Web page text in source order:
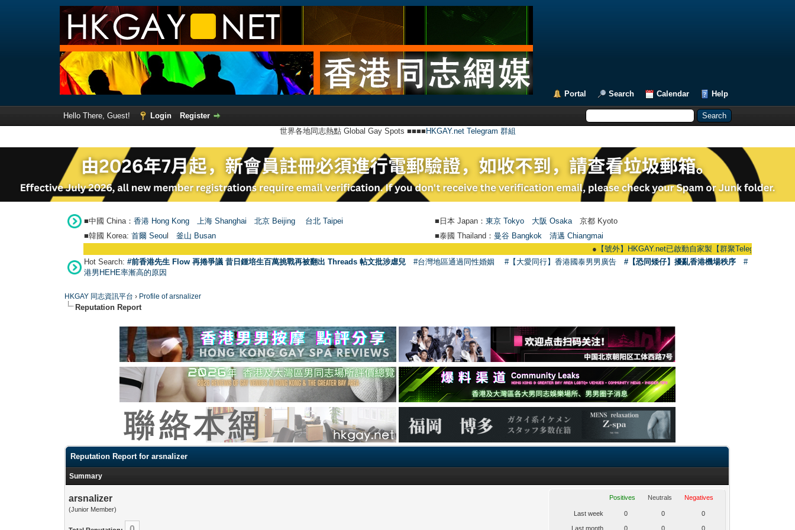
Portal Search Calendar Help
Hello There, Guest! Login
Register
世界各地同志熱點 Global Gay Spots ■■■■ HKGAY.net Telegram 群組
■中國 China： 香港 Hong Kong 上海 Shanghai 北京 Beijing 台北 Taipei ■日本 Japan： 東京 Tokyo 大阪 Osaka 京都 Kyoto
■韓國 Korea: 首爾 Seou 釜山 Busan ■泰國 Thailand： 曼谷 Bangkok
清邁 Chiangmai
【號外】HKGAY.net已啟動自家製【群聚Telegram群組】
Hot Search: #前香港先生 Flow 再捲爭議 昔日鍾培生百萬挑戰再被翻出 Threads 帖文批涉虐兒 #台灣地區通過同性婚姻 #【大愛同行】香港國泰男男廣告 #【恐同矮仔】擾亂香港機場秩序
#
港男HEHE率漸高的原因
HKGAY 同志資訊平台 › Profile of arsnalizer
Reputation Report
Reputation Report for arsnalizer
Summary
arsnalizer
(Junior Member)
Positives Neutrals Negatives
Last week 0 0 0
Last month 0 0 0